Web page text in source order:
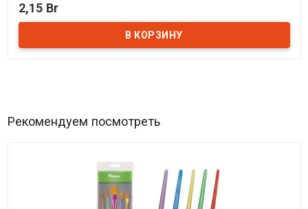
2,15 Br
Рекомендуем посмотреть